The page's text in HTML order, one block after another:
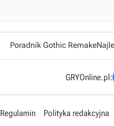
Poradnik Gothic Remake
GRYOnline.pl:
Regulamin Polityka redakcyjna